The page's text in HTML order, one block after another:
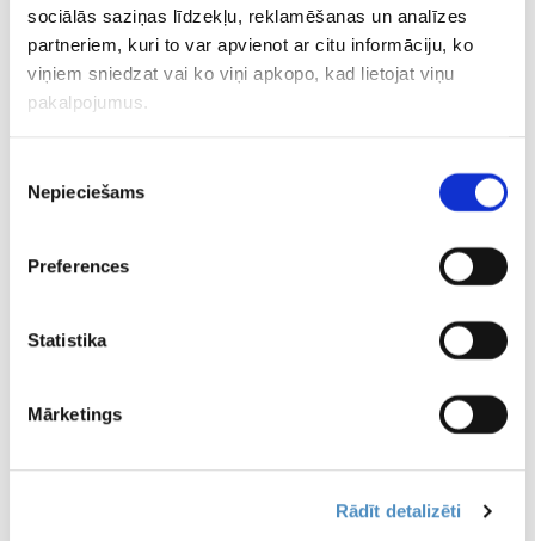
sociālās saziņas līdzekļu, reklamēšanas un analīzes
partneriem, kuri to var apvienot ar citu informāciju, ko
viņiem sniedzat vai ko viņi apkopo, kad lietojat viņu
pakalpojumus.
izvēle
Nepieciešams
Preferences
Statistika
Mārketings
Rādīt detalizēti